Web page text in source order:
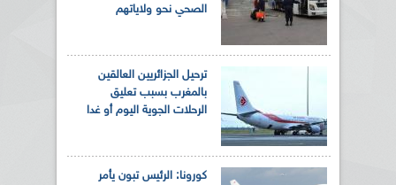
الصحي نحو ولاياتهم
ترحيل الجزائريين العالقين
بالمغرب بسبب تعليق
الرحلات الجوية اليوم أو غدا
كورونا: الرئيس تبون يأمر